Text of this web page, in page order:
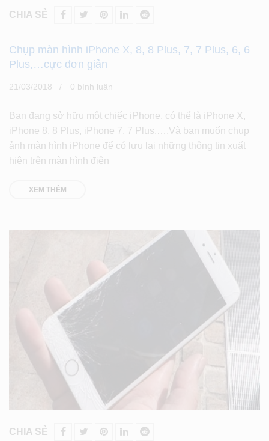
CHIA SẺ
Chụp màn hình iPhone X, 8, 8 Plus, 7, 7 Plus, 6, 6
Plus,…cực đơn giản
21/03/2018 0 bình luân
Bạn đang sở hữu một chiếc iPhone, có thể là iPhone X,
iPhone 8, 8 Plus, iPhone 7, 7 Plus,….Và bạn muốn chụp
ảnh màn hình iPhone để có lưu lại những thông tin xuất
hiện trên màn hình điện
XEM THÊM
CHIA SẺ